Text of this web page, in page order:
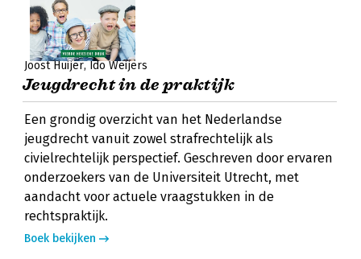
Joost Huijer Ido Weijers
Jeugdrecht in de praktijk
Een grondig overzicht van het Nederlandse
jeugdrecht vanuit zowel strafrechtelijk als
civielrechtelijk perspectief. Geschreven door ervaren
onderzoekers van de Universiteit Utrecht, met
aandacht voor actuele vraagstukken in de
rechtspraktijk.
Boek bekijken